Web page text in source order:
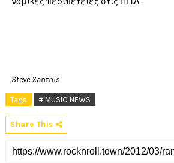
Steve Xanthis
Tags # MUSIC NEWS
Share This